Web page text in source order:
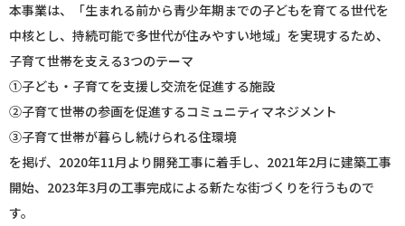
本事業は、「生まれる前から青少年期までの子どもを育てる世代を
中核とし、持続可能で多世代が住みやすい地域」を実現するため、
子育て世帯を支える3つのテーマ
①子ども・子育てを支援し交流を促進する施設
②子育て世帯の参画を促進するコミュニティマネジメント
③子育て世帯が暮らし続けられる住環境
を掲げ、2020年11月より開発工事に着手し、2021年2月に建築工事
開始、2023年3月の工事完成による新たな街づくりを行うもので
す。